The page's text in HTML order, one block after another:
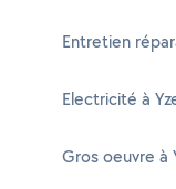
Entretien
Electricité à
Gros oeuvre à